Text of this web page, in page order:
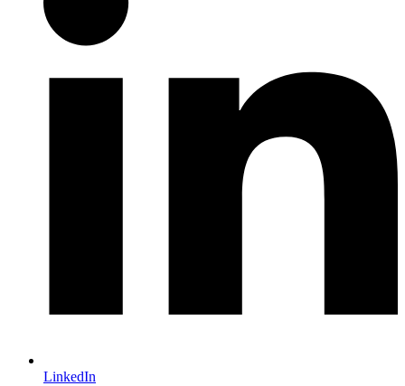
LinkedIn